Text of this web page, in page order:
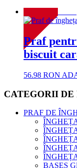
Praf
biscuit
56.98 RON
CATEGORII DE
PRAF DE
BASES